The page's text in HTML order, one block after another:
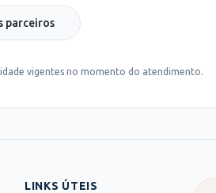
parceiros
vigentes no momento do atendimento.
LINKS ÚTEIS